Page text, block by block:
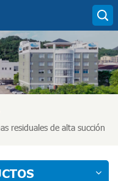
residuales de alta succión